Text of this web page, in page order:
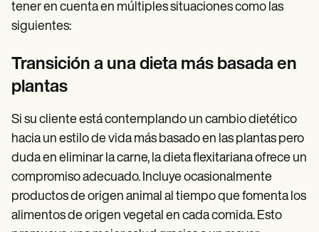
tener en cuenta en múltiples situaciones como las
siguientes:
Transición a una dieta más basada en
plantas
Si su cliente está contemplando un cambio dietético
hacia un estilo de vida más basado en las plantas pero
duda en eliminar la carne, la dieta flexitariana ofrece un
compromiso adecuado. Incluye ocasionalmente
productos de origen animal al tiempo que fomenta los
alimentos de origen vegetal en cada comida. Esto